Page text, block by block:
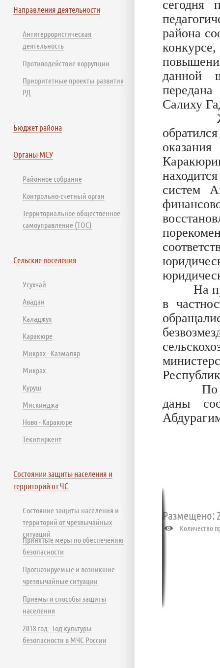
района
данной
Салиху
систем
На
в
По
даны
Размещено:
Количество
Направления деятельности
Антитеррористическая
деятельность
Противодействие коррупции
Приоритетные проекты развития
РД
Бюджет района
Органы МСУ
Районное собрание
Контрольно-счетный орган
Территориальное общественное
самоуправление (ТОС)
Сельские поселения
Усухчай
Авадан
Каладжух
Каракюре
Микрах - Казмаляр
Микрах
Куруш
Мискинджа
Ново - Каракюре
Текипиркент
Состоянии защиты населения и
территорий от ЧС
Состояние защиты населения и
территорий от чрезвычайных
ситуаций
Принятые меры по обеспечению
безопасности
Прогнозируемые и возникшие
чрезвычайные ситуации
Приемы и способы защиты
населения
2018 год - Год культуры
безопасности в МЧС России